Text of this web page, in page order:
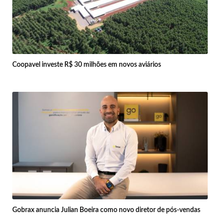
Coopavel investe R$ 30 milhões em novos aviários
Gobrax anuncia Julian Boeira como novo diretor de pós-vendas